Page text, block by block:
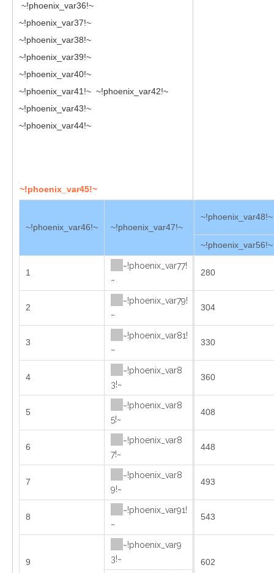
~!phoenix_var36!~
~!phoenix_var37!~
~!phoenix_var38!~
~!phoenix_var39!~
~!phoenix_var40!~
~!phoenix_var41!~ ~!phoenix_var42!~
~!phoenix_var43!~
~!phoenix_var44!~
~!phoenix_var45!~
~!phoenix_var46!~ ~!phoenix_var47!~
~!phoenix_var48!~
~!phoenix_var56!~
1
~!phoenix_var77!
~
280
2
~!phoenix_var79!
~
304
3
~!phoenix_var81!
~
330
4
~!phoenix_var8
3!~
360
5
~!phoenix_var8
5!~
408
6
~!phoenix_var8
7!~
448
7
~!phoenix_var8
9!~
493
8
~!phoenix_var91!
~
543
9
~!phoenix_var9
3!~
602